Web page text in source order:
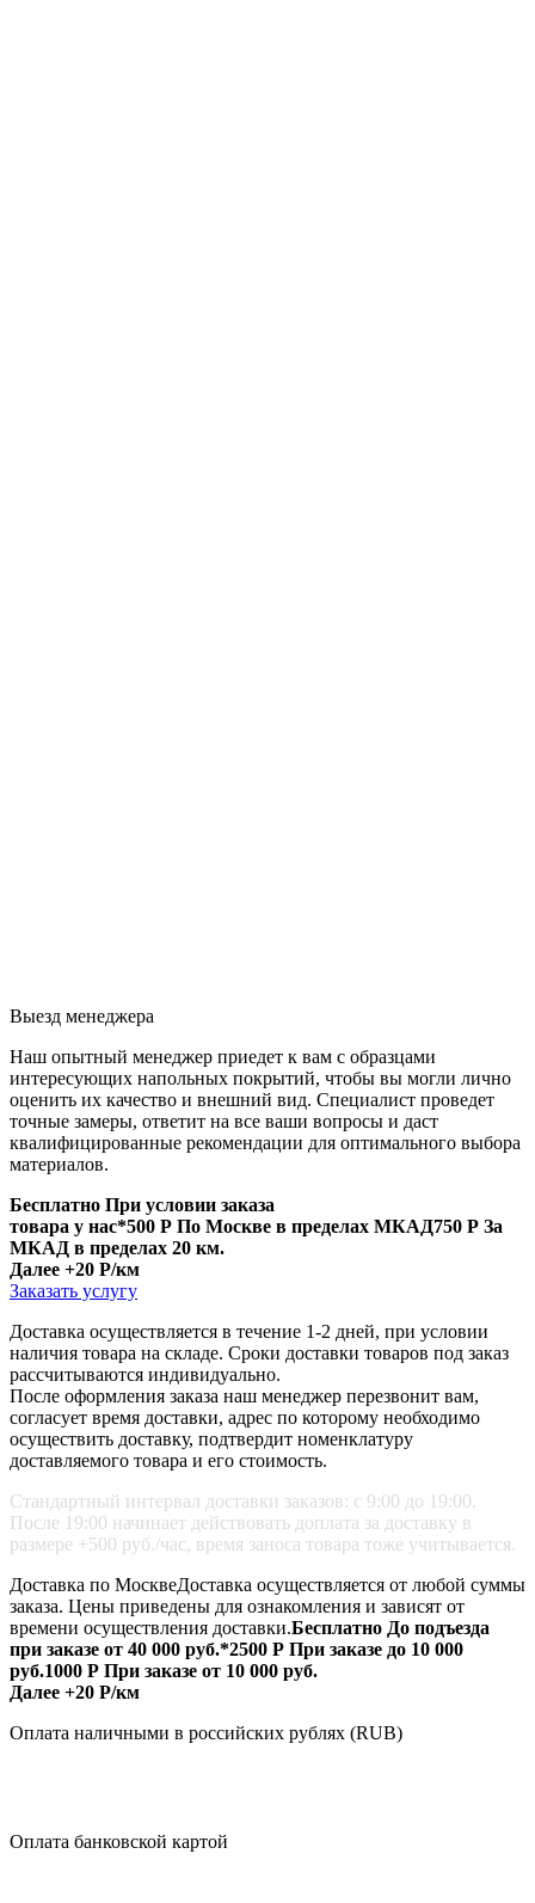
Выезд менеджера
Наш опытный менеджер приедет к вам с образцами
интересующих напольных покрытий, чтобы вы могли лично
оценить их качество и внешний вид. Специалист проведет
точные замеры, ответит на все ваши вопросы и даст
квалифицированные рекомендации для оптимального выбора
материалов.
Бесплатно При условии заказа
товара у нас*500 Р По Москве в пределах МКАД750 Р За
МКАД в пределах 20 км.
Далее +20 Р/км
Заказать услугу
Доставка осуществляется в течение 1-2 дней, при условии
наличия товара на складе. Сроки доставки товаров под заказ
рассчитываются индивидуально.
После оформления заказа наш менеджер перезвонит вам,
согласует время доставки, адрес по которому необходимо
осуществить доставку, подтвердит номенклатуру
доставляемого товара и его стоимость.
Стандартный интервал доставки заказов: с 9:00 до 19:00.
После 19:00 начинает действовать доплата за доставку в
размере +500 руб./час, время заноса товара тоже учитывается.
Доставка по МосквеДоставка осуществляется от любой суммы
заказа. Цены приведены для ознакомления и зависят от
времени осуществления доставки.Бесплатно До подъезда
при заказе от 40 000 руб.*2500 Р При заказе до 10 000
руб.1000 Р При заказе от 10 000 руб.
Далее +20 Р/км
Оплата наличными в российских рублях (RUB)
Оплата банковской картой